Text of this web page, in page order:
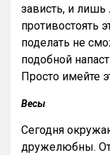
зависть, и лишь
противостоять
поделать не
подобной
Просто имейте
Весы
Сегодня
дружелюбны.